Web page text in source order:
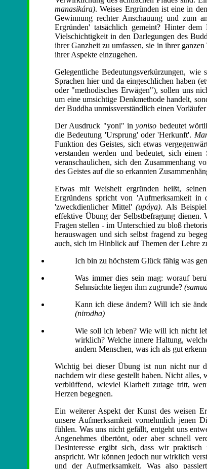
manasikára). Weises Ergründen ist eine in
Gewinnung rechter Anschauung und zum
Ergründen' tatsächlich gemeint? Hinter
Vielschichtigkeit in den Darlegungen des
ihrer Ganzheit zu umfassen, sie in ihrer
ihrer Aspekte einzugehen.
Gelegentliche Bedeutungsverkürzungen,
Sprachen hier und da eingeschlichen haben
oder "methodisches Erwägen"), sollen uns
um eine umsichtige Denkmethode handelt,
der Buddha unmissverständlich einen
Der Ausdruck "yoni" inyoniso bedeutet
die Bedeutung 'Ursprung' oder 'Herkunft'.
Funktion des Geistes, sich etwas
verstanden werden und bedeutet, sich
veranschaulichen, sich den Zusammenhang
des Geistes auf die so erkannten
Etwas mit Weisheit ergründen heißt,
Ergründens spricht von 'Aufmerksamkeit
'zweckdienlicher Mittel'(upáya). Als
effektive Übung der Selbstbefragung dienen.
Fragen stellen - im Unterschied zu bloß
herauswagen und sich selbst fragend zu
auch, sich im Hinblick auf Themen der Lehre
Ich bin zu höchstem Glück fähig was
Was immer dies sein mag: worauf
Sehnsüchte liegen ihm zugrunde?
Kann ich diese ändern? Will ich sie
(nirodha)
Wie soll ich leben? Wie will ich nicht
wirklich? Welche innere Haltung,
andern Menschen, was ich als gut
Wichtig bei dieser Übung ist nun nicht nur
nachdem wir diese gestellt haben. Nicht
verblüffend, wieviel Klarheit zutage tritt,
Herzen begegnen.
Ein weiterer Aspekt der Kunst des weisen
unsere Aufmerksamkeit vornehmlich jenen
fühlen. Was uns nicht gefällt, entgeht uns
Angenehmes übertönt, oder aber schnell
Desinteresse ergibt sich, dass wir
anspricht. Wir können jedoch nur wirklich
und der Aufmerksamkeit. Was also